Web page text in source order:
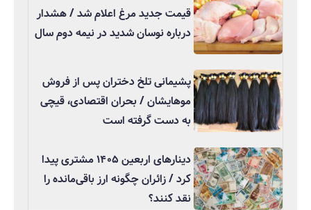
قیمت جدید مرغ اعلام شد / هشدار
درباره نوسان شدید در نیمه دوم سال
پشیمانی تلخ دختران پس از فروش
موهایشان / بحران اقتصادی، قیچی
به دست گرفته است
دینارهای اربعین ۱۴۰۵ مشتری پیدا
کرد / زائران چگونه ارز باقی‌مانده را
نقد کنند؟